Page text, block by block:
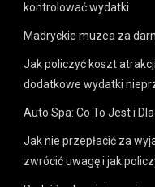
kontrolować wydatki
Madryckie muzea za
Jak policzyć koszt
dodatkowe wydatki
Auto Spa: Co To Jest i
Jak nie przepłacić za
zwrócić uwagę i jak